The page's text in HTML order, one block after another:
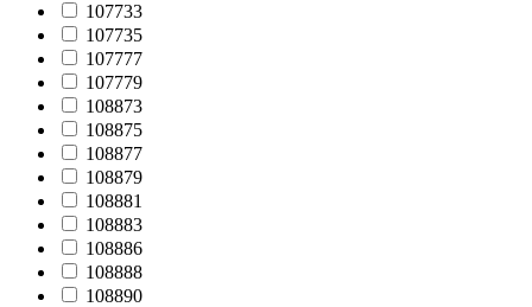
107733
107735
107777
107779
108873
108875
108877
108879
108881
108883
108886
108888
108890